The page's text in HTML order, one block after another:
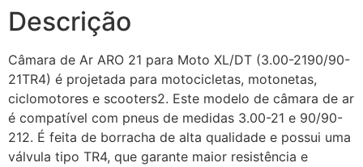
Descrição
Câmara de Ar ARO 21 para Moto XL/DT (3.00-2190/90-
21TR4) é projetada para motocicletas, motonetas,
ciclomotores e scooters2. Este modelo de câmara de ar
é compatível com pneus de medidas 3.00-21 e 90/90-
212. É feita de borracha de alta qualidade e possui uma
válvula tipo TR4, que garante maior resistência e